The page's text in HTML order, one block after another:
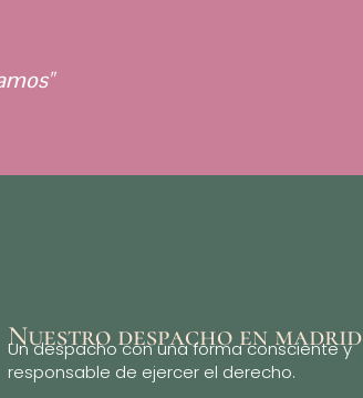
Nuestro despacho en madrid
Un despacho con una forma consciente y
responsable de ejercer el derecho.